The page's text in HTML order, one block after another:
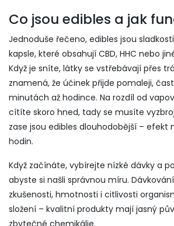
Co jsou edibles a jak
Jednoduše řečeno, edibles jsou
kapsle, které obsahují CBD, HHC nebo
Když je sníte, látky se vstřebávají přes
znamená, že účinek přijde pomaleji,
minutách až hodince. Na rozdíl od
cítíte skoro hned, tady se musíte
zase jsou edibles dlouhodobější – efekt
hodin.
Když začínáte, vybírejte nízké dávky a
abyste si našli správnou míru.
zkušenosti, hmotnosti i citlivosti
složení – kvalitní produkty mají jasný
zbytečné chemikálie.